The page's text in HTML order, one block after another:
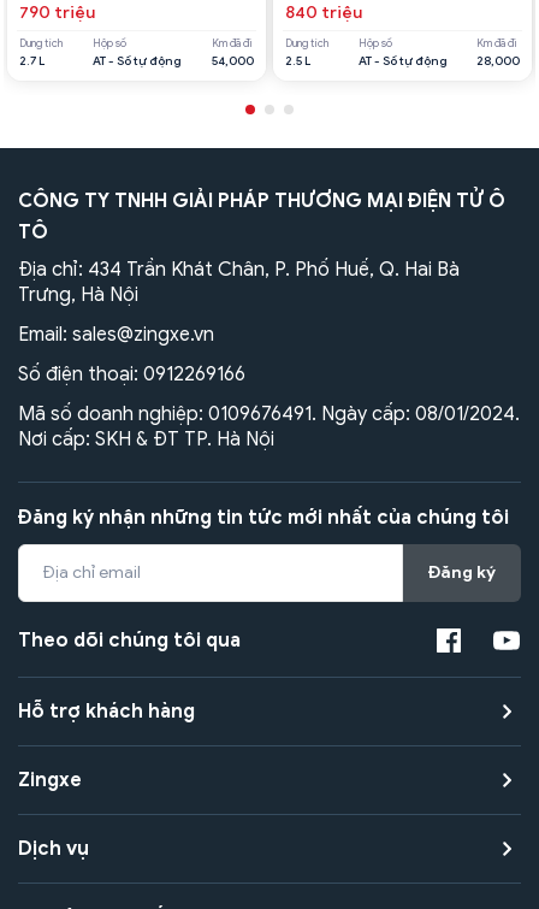
790 triệu
Dung tích
2.7 L
Hộp số
AT - Số tự động
Km đã đi
54,000
840 triệu
Dung tích
2.5 L
Hộp số
AT - Số tự động
Km đã đi
28,000
CÔNG TY TNHH GIẢI PHÁP THƯƠNG MẠI ĐIỆN TỬ Ô
TÔ
Địa chỉ: 434 Trần Khát Chân, P. Phố Huế, Q. Hai Bà
Trưng, Hà Nội
Email: sales@zingxe.vn
Số điện thoại: 0912269166
Mã số doanh nghiệp: 0109676491. Ngày cấp: 08/01/2024.
Nơi cấp: SKH & ĐT TP. Hà Nội
Đăng ký nhận những tin tức mới nhất của chúng tôi
Đăng ký
Theo dõi chúng tôi qua
Hỗ trợ khách hàng
Zingxe
Dịch vụ